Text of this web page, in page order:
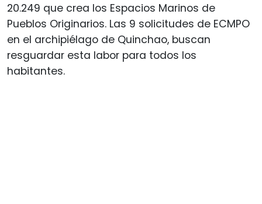
20.249 que crea los Espacios Marinos de
Pueblos Originarios. Las 9 solicitudes de ECMPO
en el archipiélago de Quinchao, buscan
resguardar esta labor para todos los
habitantes.